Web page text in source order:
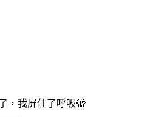
，我屏住了呼吸🫣